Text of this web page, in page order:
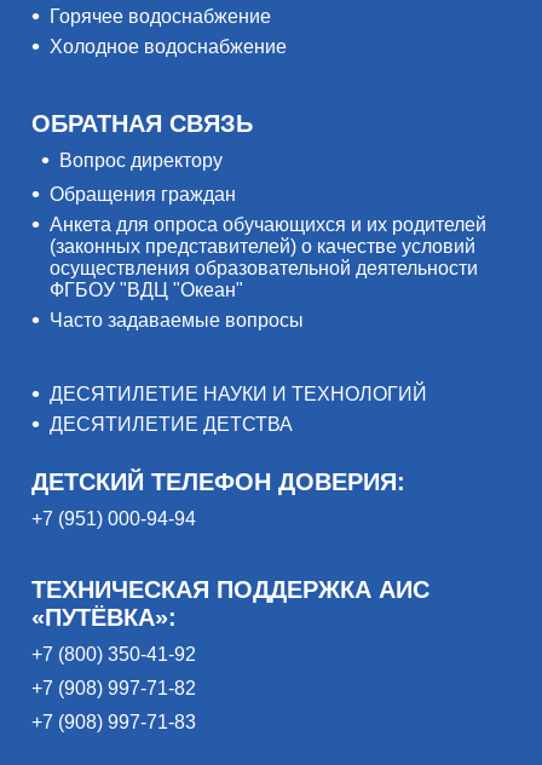
Горячее водоснабжение
Холодное водоснабжение
ОБРАТНАЯ СВЯЗЬ
Вопрос директору
Обращения граждан
Анкета для опроса обучающихся и их родителей
(законных представителей) о качестве условий
осуществления образовательной деятельности
ФГБОУ "ВДЦ "Океан"
Часто задаваемые вопросы
ДЕСЯТИЛЕТИЕ НАУКИ И ТЕХНОЛОГИЙ
ДЕСЯТИЛЕТИЕ ДЕТСТВА
ДЕТСКИЙ ТЕЛЕФОН ДОВЕРИЯ:
+7 (951) 000-94-94
ТЕХНИЧЕСКАЯ ПОДДЕРЖКА АИС
«ПУТЁВКА»:
+7 (800) 350-41-92
+7 (908) 997-71-82
+7 (908) 997-71-83